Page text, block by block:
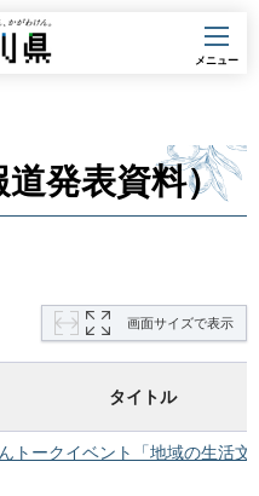
メニュー
発表資料）
画面サイズで表示
タイトル
トークイベント「地域の生活文